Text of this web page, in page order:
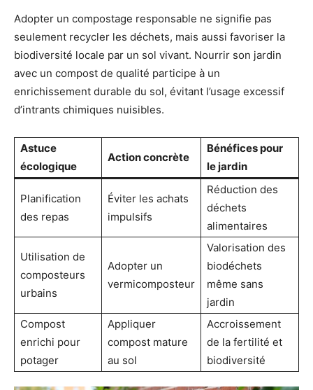
Adopter un compostage responsable ne signifie pas
seulement recycler les déchets, mais aussi favoriser la
biodiversité locale par un sol vivant. Nourrir son jardin
avec un compost de qualité participe à un
enrichissement durable du sol, évitant l’usage excessif
d’intrants chimiques nuisibles.
Astuce
écologique
Action concrète
Bénéfices pour
le jardin
Planification
des repas
Éviter les achats
impulsifs
Réduction des
déchets
alimentaires
Utilisation de
composteurs
urbains
Adopter un
vermicomposteur
Valorisation des
biodéchets
même sans
jardin
Compost
enrichi pour
potager
Appliquer
compost mature
au sol
Accroissement
de la fertilité et
biodiversité